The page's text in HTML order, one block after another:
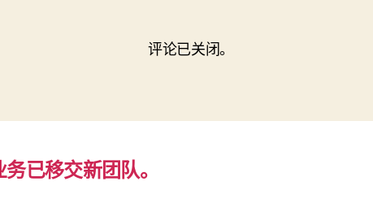
评论已关闭。
已移交新团队。